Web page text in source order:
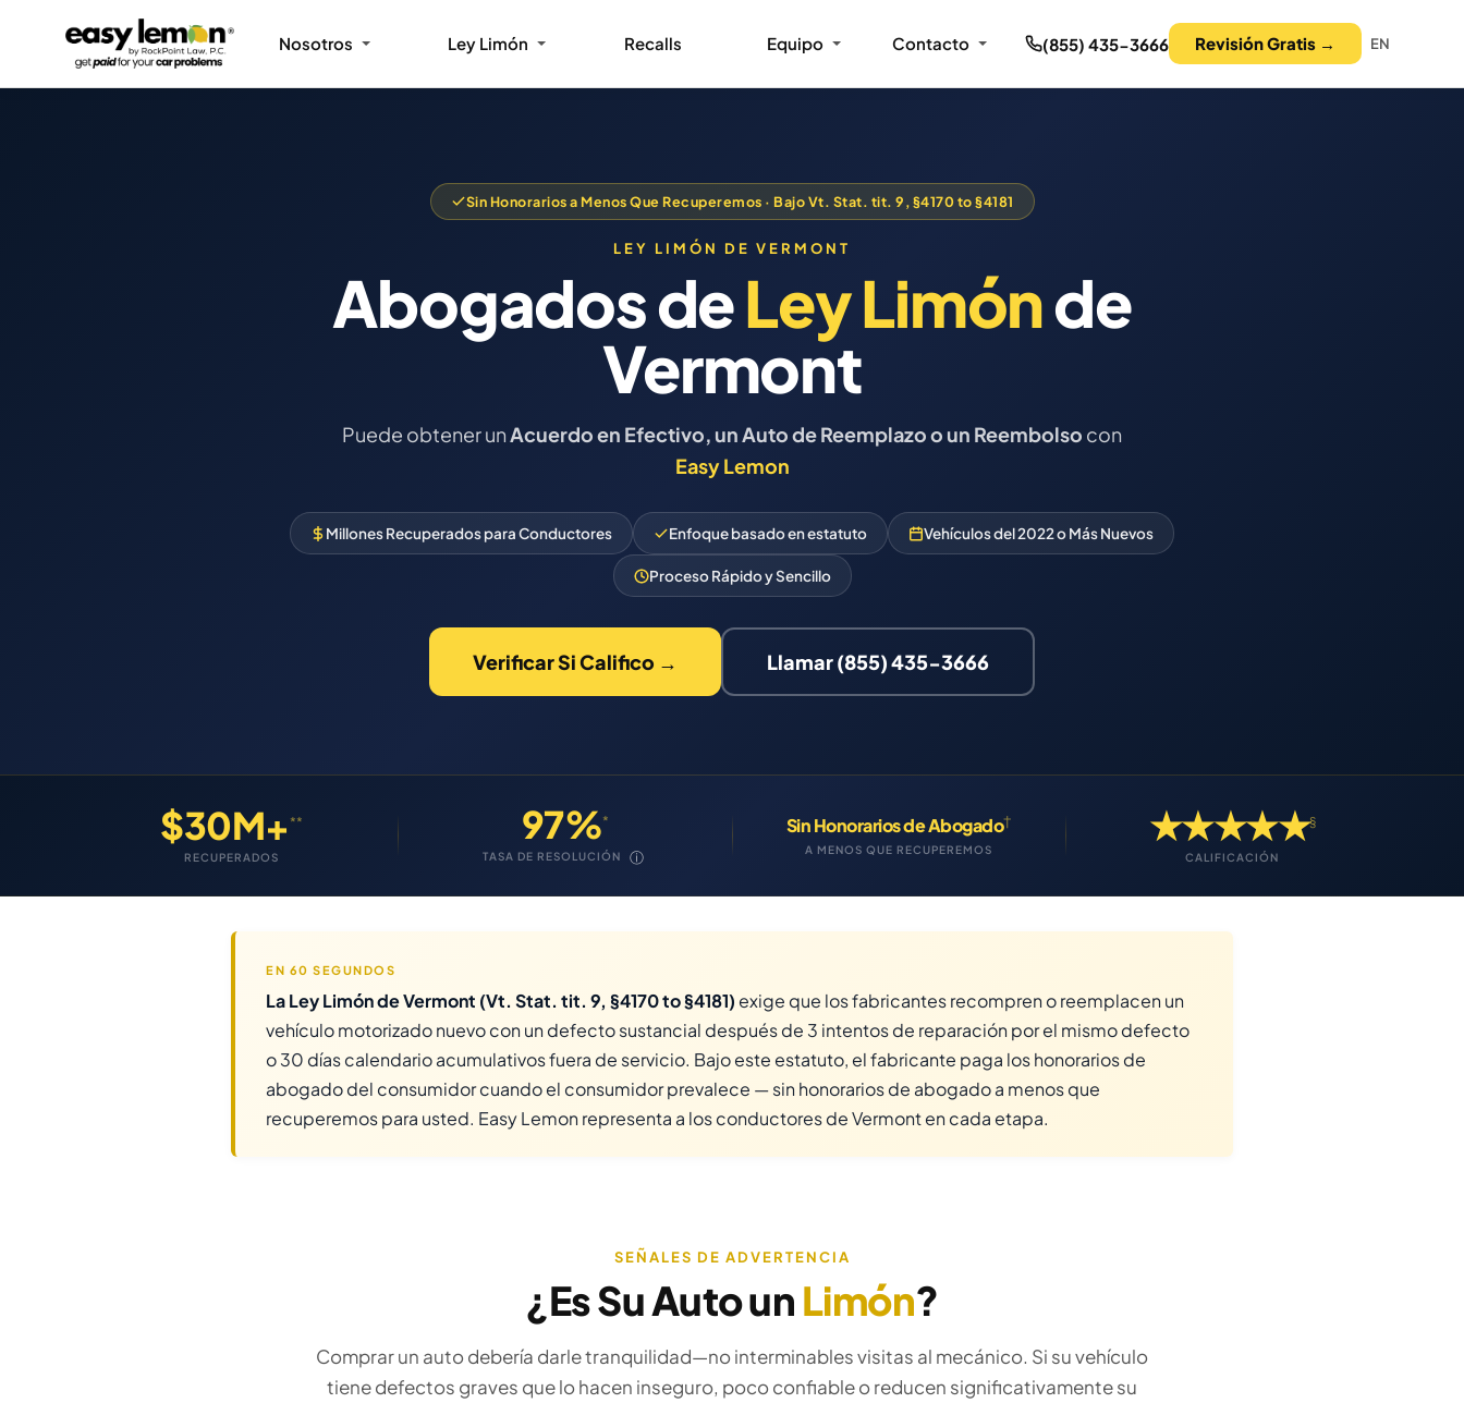
Nosotros Ley Limón Recalls Equipo Contacto (855) 435-3666 Revisión Gratis → EN
Sin Honorarios a Menos Que Recuperemos · Bajo Vt. Stat. tit. 9, §4170 to §4181
LEY LIMÓN DE VERMONT
Abogados deLey Limónde
Vermont
Puede obtener unAcuerdo en Efectivo, un Auto de Reemplazo o un Reembolso con
Easy Lemon
Millones Recuperados para Conductores Enfoque basado en estatuto Vehículos del 2022 o Más Nuevos
Proceso Rápido y Sencillo
Verificar Si Califico → Llamar (855) 435-3666
$30M+ **
RECUPERADOS
97%*
TASA DE RESOLUCIÓN ⓘ
Sin Honorarios de Abogado†
A MENOS QUE RECUPEREMOS
★★★★★§
CALIFICACIÓN
EN 60 SEGUNDOS
La Ley Limón de Vermont (Vt. Stat. tit. 9, §4170 to §4181) exige que los fabricantes recompren o reemplacen un
vehículo motorizado nuevo con un defecto sustancial después de 3 intentos de reparación por el mismo defecto
o 30 días calendario acumulativos fuera de servicio. Bajo este estatuto, el fabricante paga los honorarios de
abogado del consumidor cuando el consumidor prevalece — sin honorarios de abogado a menos que
recuperemos para usted. Easy Lemon representa a los conductores de Vermont en cada etapa.
SEÑALES DE ADVERTENCIA
¿Es Su Auto un Limón?
Comprar un auto debería darle tranquilidad—no interminables visitas al mecánico. Si su vehículo
tiene defectos graves que lo hacen inseguro, poco confiable o reducen significativamente su